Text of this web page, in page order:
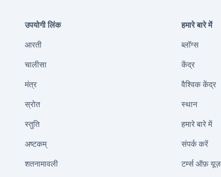
उपयोगी लिंक
आरती
चालीसा
मंत्र
स्रोत
स्तुति
अष्टकम्
शतनामावली
हमारे बारे में
ब्लॉग्स
केंद्र
वैश्विक केंद्र
स्थान
हमारे बारे में
संपर्क करें
टर्म्स ऑफ़ यूज़